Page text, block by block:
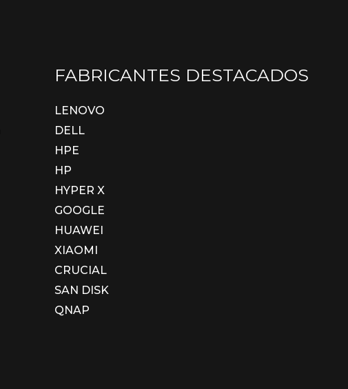
FABRICANTES DESTACADOS
LENOVO
DELL
HPE
HP
HYPER X
GOOGLE
HUAWEI
XIAOMI
CRUCIAL
SAN DISK
QNAP